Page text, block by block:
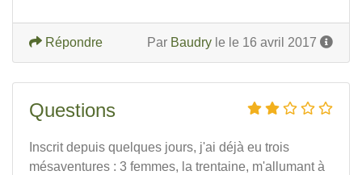
Par Baudry le le 16 avril 2017
Répondre
Questions
Inscrit depuis quelques jours, j'ai déjà eu trois
mésaventures : 3 femmes, la trentaine, m'allumant à